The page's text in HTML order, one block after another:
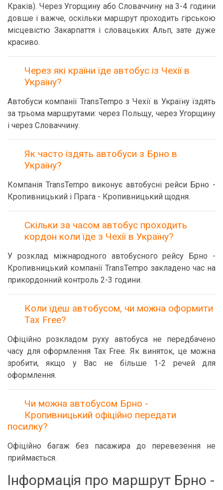
Краків). Через Угорщину або Словаччину на 3-4 години
довше і важче, оскільки маршрут проходить гірською
місцевістю Закарпаття і словацьких Альп, зате дуже
красиво.
Через які країни їде автобус із Чехії в
Україну?
Автобуси компанії TransTempo з Чехії в Україну їздять
за трьома маршрутами: через Польщу, через Угорщину
і через Словаччину.
Як часто їздять автобуси з Брно в
Україну?
Компанія TransTempo виконує автобусні рейси Брно -
Кропивницький і Прага - Кропивницький щодня.
Скільки за часом автобус проходить
кордон коли їде з Чехії в Україну?
У розклад міжнародного автобусного рейсу Брно -
Кропивницький компанії TransTempo закладено час на
прикордонний контроль 2-3 години.
Коли їдеш автобусом, чи можна оформити
Tax Free?
Офіційно розкладом руху автобуса не передбачено
часу для оформлення Tax Free. Як виняток, це можна
зробити, якщо у Вас не більше 1-2 речей для
оформлення.
Чи можна автобусом Брно -
Кропивницький офіційно передати
посилку?
Офіційно багаж без пасажира до перевезення не
приймається.
Інформація про маршрут Брно -